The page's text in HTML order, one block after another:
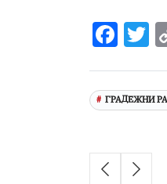
ГРАДЕЖНИ